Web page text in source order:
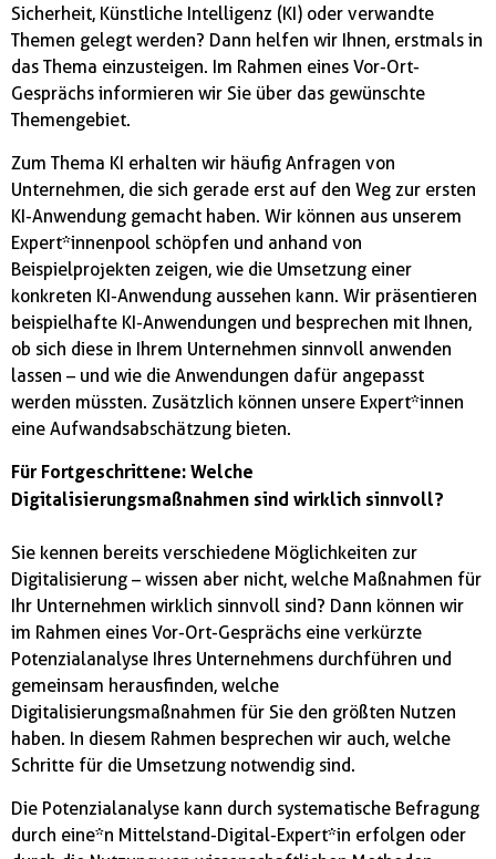
Sicherheit, Künstliche Intelligenz (KI) oder verwandte
Themen gelegt werden? Dann helfen wir Ihnen, erstmals in
das Thema einzusteigen. Im Rahmen eines Vor-Ort-
Gesprächs informieren wir Sie über das gewünschte
Themengebiet.
Zum Thema KI erhalten wir häufig Anfragen von
Unternehmen, die sich gerade erst auf den Weg zur ersten
KI-Anwendung gemacht haben. Wir können aus unserem
Expert*innenpool schöpfen und anhand von
Beispielprojekten zeigen, wie die Umsetzung einer
konkreten KI-Anwendung aussehen kann. Wir präsentieren
beispielhafte KI-Anwendungen und besprechen mit Ihnen,
ob sich diese in Ihrem Unternehmen sinnvoll anwenden
lassen – und wie die Anwendungen dafür angepasst
werden müssten. Zusätzlich können unsere Expert*innen
eine Aufwandsabschätzung bieten.
Für Fortgeschrittene: Welche
Digitalisierungsmaßnahmen sind wirklich sinnvoll?
Sie kennen bereits verschiedene Möglichkeiten zur
Digitalisierung – wissen aber nicht, welche Maßnahmen für
Ihr Unternehmen wirklich sinnvoll sind? Dann können wir
im Rahmen eines Vor-Ort-Gesprächs eine verkürzte
Potenzialanalyse Ihres Unternehmens durchführen und
gemeinsam herausfinden, welche
Digitalisierungsmaßnahmen für Sie den größten Nutzen
haben. In diesem Rahmen besprechen wir auch, welche
Schritte für die Umsetzung notwendig sind.
Die Potenzialanalyse kann durch systematische Befragung
durch eine*n Mittelstand-Digital-Expert*in erfolgen oder